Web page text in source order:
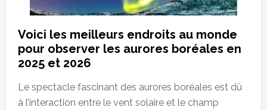
Voici les meilleurs endroits au monde
pour observer les aurores boréales en
2025 et 2026
Le spectacle fascinant des aurores boréales est dû
à l’interaction entre le vent solaire et le champ